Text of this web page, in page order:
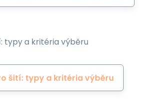
typy a kritéria výběru
šití: typy a kritéria výběru